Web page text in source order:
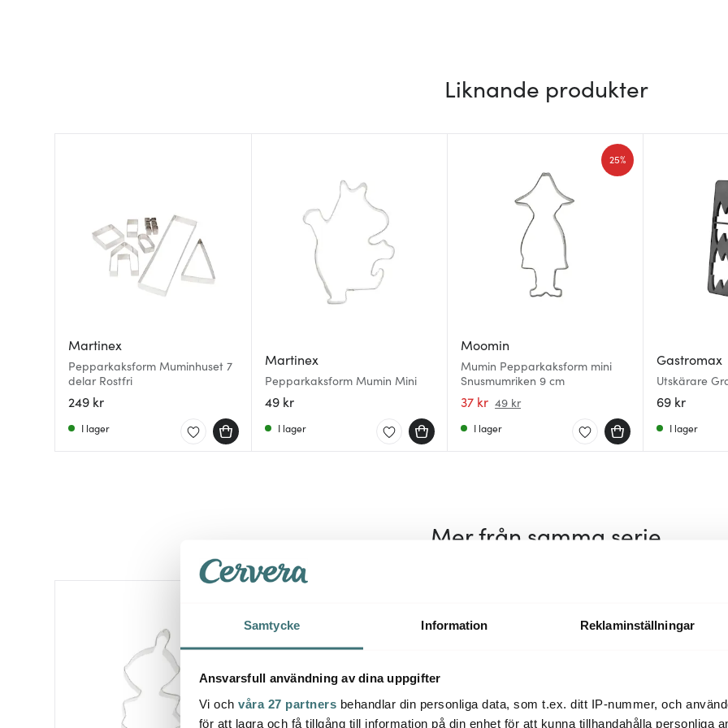
Samtycke Information Reklaminställningar
Ansvarsfull användning av dina uppgifter
Vi och våra 27 partners behandlar din personliga data, som t.ex. ditt IP-nummer, och
för att lagra och få tillgång till information på din enhet för att kunna tillhandahålla personliga
Liknande produkter
Martinex
Pepparkaksform Muminhuset 7
delar Rostfri
249 kr
I lager
Martinex
Pepparkaksform Mumin Mini
49 kr
I lager
Moomin
Mumin Pepparkaksform mini
Snusmumriken 9 cm
37 kr 49 kr
25%
I lager
Gastromax
Utskärare
69 kr
I lager
Mer från samma serie